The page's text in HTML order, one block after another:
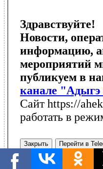
применимой в
благоприятствующих
условиях. По сути, из
группа, своего рода
культивировать
смысле - Адыгагъэ.
гармонично уживаться,
группами так
отрицающих
установление Корана, в
создал людей в том
"узнавали друг друга".
синтеза религии и
факто построившие
теократическое
и во всём остаются в
Здравствуйте!
Новости,
информацию,
мероприятий
публикуем в
канале
Сайт https://
работать в
Закрыть Перейти в